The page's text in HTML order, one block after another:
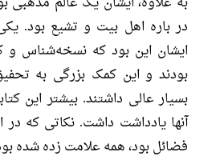
در باره اهل بیت و تشیع بود.
ایشان این بود که نسخه‌شناس و
بودند و این کمک بزرگی به
بسیار عالی داشتند. بیشتر این
آنها یادداشت داشت. نکاتی که در
فضائل بود، همه علامت زده شده